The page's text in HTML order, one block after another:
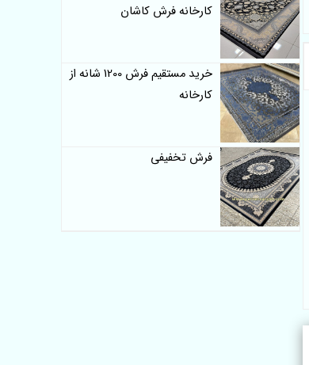
کارخانه فرش کاشان
خرید مستقیم فرش 1200 شانه از
کارخانه
فرش تخفیفی